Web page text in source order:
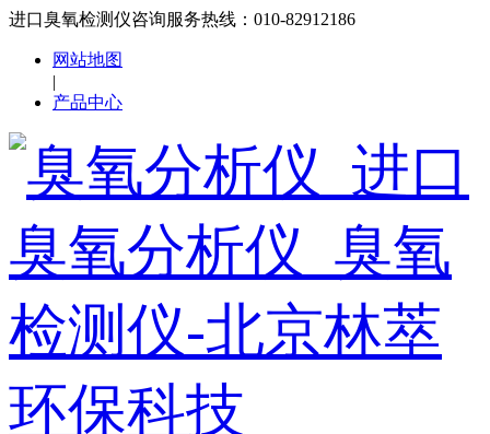
进口臭氧检测仪咨询服务热线：010-82912186
网站地图
|
产品中心